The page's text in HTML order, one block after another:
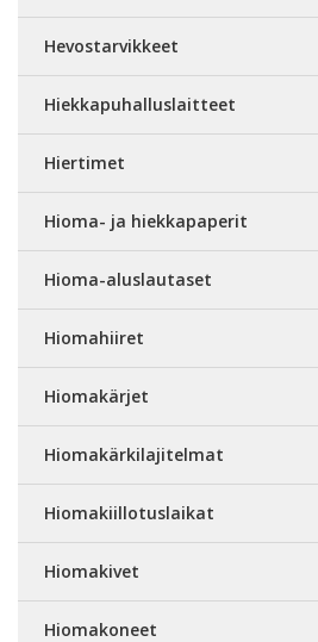
Hevostarvikkeet
Hiekkapuhalluslaitteet
Hiertimet
Hioma- ja hiekkapaperit
Hioma-aluslautaset
Hiomahiiret
Hiomakärjet
Hiomakärkilajitelmat
Hiomakiillotuslaikat
Hiomakivet
Hiomakoneet